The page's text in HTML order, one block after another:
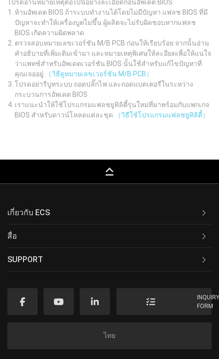
โปรดอ่านหมายเหตุต่อไปนี้อย่างละเอียดก่อนอัพเดต BIOS
ห้ามอัพเดต BIOS ถ้าระบบทำงานได้โดยไม่มีปัญหา แฟลช BIOS ที่มี
ปัญหาจะทำให้เครื่องบูตไม่ขึ้น ผู้ผลิตจะไม่รับผิดชอบหากแฟลช
BIOS เกิดความผิดพลาด
ตรวจสอบหมายเลขเวอร์ชัน M/B PCB ก่อนให้เรียบร้อย จากนั้นอ่าน
คำอธิบายที่เพิ่มเติมเข้ามา และหมายเหตุพิเศษให้ละอียดเพื่อให้แน่ใจ
ว่าแพทช์สำหรับอัพเดตเวอร์ชัน BIOS นั้นใช้สำหรับแก้ไขปัญหาที่
คุณเจออยู่
（วิธีดูหมายเลขเวอร์ชัน M/B PCB）
โปรดอย่ารีบูทระบบ ถอดปลั๊กไฟ และถอดแบตเตอรี่ในระหว่าง
กระบวนการอัพเดต BIOS
เราแนะนำให้ใช้โปรแกรมแฟลชยูทิลิตี้รุ่นใหม่ที่มาพร้อมกับแพกเกจ
BIOS สำหรับดาวน์โหลดแต่ละชุด
（วิธีใช้โปรแกรมแฟลชยูทิลิตี้）
keyboard_capslock
เกี่ยวกับ ECS
สื่อ
SUPPORT
FORM
ไทย